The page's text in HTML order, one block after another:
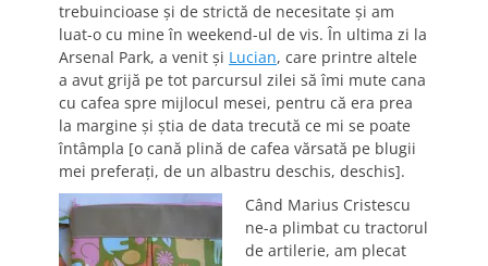
trebuincioase şi de strictă de necesitate şi am
luat-o cu mine în weekend-ul de vis. În ultima zi la
Arsenal Park, a venit şi Lucian, care printre altele
a avut grijă pe tot parcursul zilei să îmi mute cana
cu cafea spre mijlocul mesei, pentru că era prea
la margine şi ştia de data trecută ce mi se poate
întâmpla [o cană plină de cafea vărsată pe blugii
mei preferaţi, de un albastru deschis, deschis].
Când Marius Cristescu
ne-a plimbat cu tractorul
de artilerie, am plecat